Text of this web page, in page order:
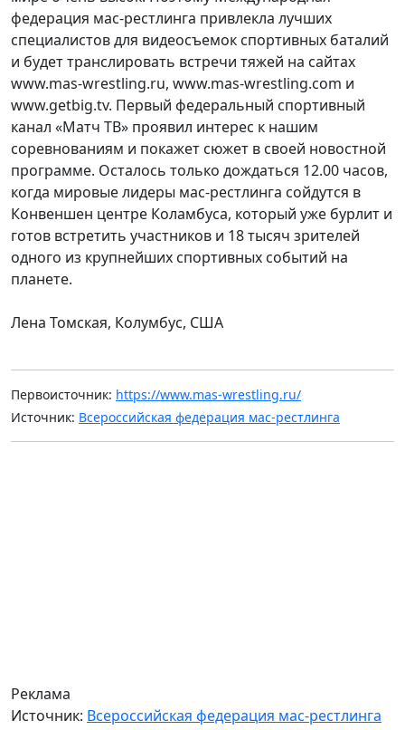
федерация мас-рестлинга привлекла лучших
специалистов для видеосъемок спортивных баталий
и будет транслировать встречи тяжей на сайтах
www.mas-wrestling.ru, www.mas-wrestling.com и
www.getbig.tv. Первый федеральный спортивный
канал «Матч ТВ» проявил интерес к нашим
соревнованиям и покажет сюжет в своей новостной
программе. Осталось только дождаться 12.00 часов,
когда мировые лидеры мас-рестлинга сойдутся в
Конвеншен центре Коламбуса, который уже бурлит и
готов встретить участников и 18 тысяч зрителей
одного из крупнейших спортивных событий на
планете.
Лена Томская, Колумбус, США
Первоисточник: https://www.mas-wrestling.ru/
Источник: Всероссийская федерация мас-рестлинга
Реклама
Источник: Всероссийская федерация мас-рестлинга